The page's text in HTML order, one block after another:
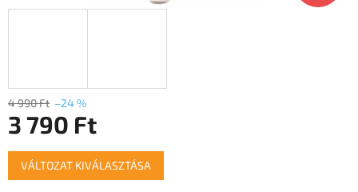
4 990 Ft –24 %
3 790 Ft
Egységár:
VÁLTOZAT KIVÁLASZTÁSA